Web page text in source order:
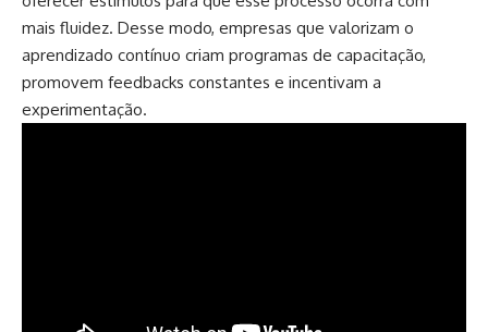
mais fluidez. Desse modo, empresas que valorizam o
aprendizado contínuo criam programas de capacitação,
promovem feedbacks constantes e incentivam a
experimentação.